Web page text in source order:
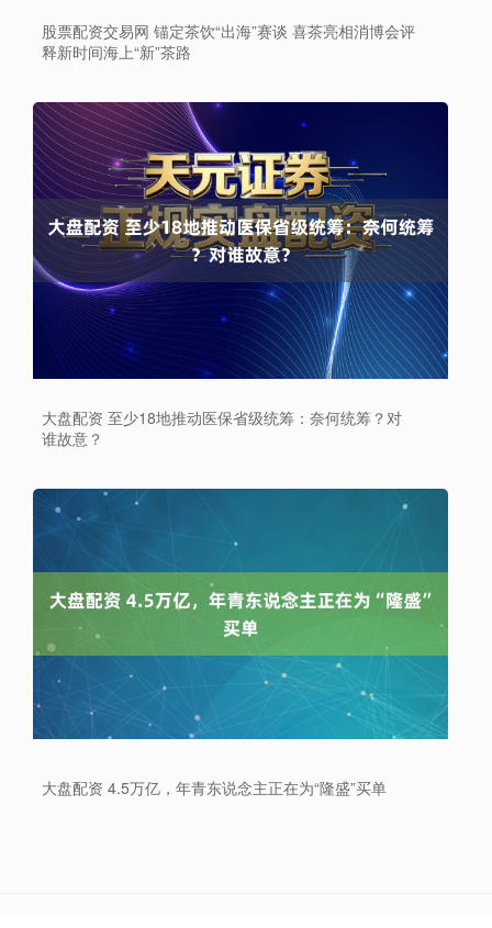
股票配资交易网 锚定茶饮“出海”赛谈 喜茶亮相消博会评
释新时间海上“新”茶路
大盘配资 至少18地推动医保省级统筹：奈何统筹？对
谁故意？
大盘配资 4.5万亿，年青东说念主正在为“隆盛”买单
+21.92 +0.57%